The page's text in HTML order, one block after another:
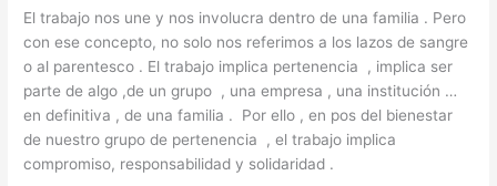
El trabajo nos une y nos involucra dentro de una familia . Pero
con ese concepto, no solo nos referimos a los lazos de sangre
o al parentesco . El trabajo implica pertenencia , implica ser
parte de algo ,de un grupo , una empresa , una institución …
en definitiva , de una familia . Por ello , en pos del bienestar
de nuestro grupo de pertenencia , el trabajo implica
compromiso, responsabilidad y solidaridad .